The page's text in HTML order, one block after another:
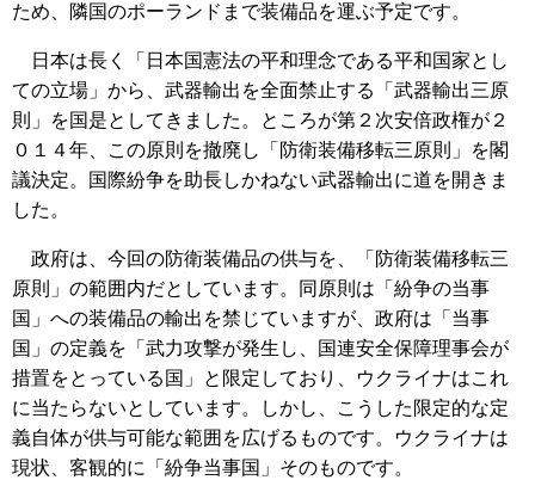
ため、隣国のポーランドまで装備品を運ぶ予定です。
日本は長く「日本国憲法の平和理念である平和国家とし
ての立場」から、武器輸出を全面禁止する「武器輸出三原
則」を国是としてきました。ところが第２次安倍政権が２
０１４年、この原則を撤廃し「防衛装備移転三原則」を閣
議決定。国際紛争を助長しかねない武器輸出に道を開きま
した。
政府は、今回の防衛装備品の供与を、「防衛装備移転三
原則」の範囲内だとしています。同原則は「紛争の当事
国」への装備品の輸出を禁じていますが、政府は「当事
国」の定義を「武力攻撃が発生し、国連安全保障理事会が
措置をとっている国」と限定しており、ウクライナはこれ
に当たらないとしています。しかし、こうした限定的な定
義自体が供与可能な範囲を広げるものです。ウクライナは
現状、客観的に「紛争当事国」そのものです。